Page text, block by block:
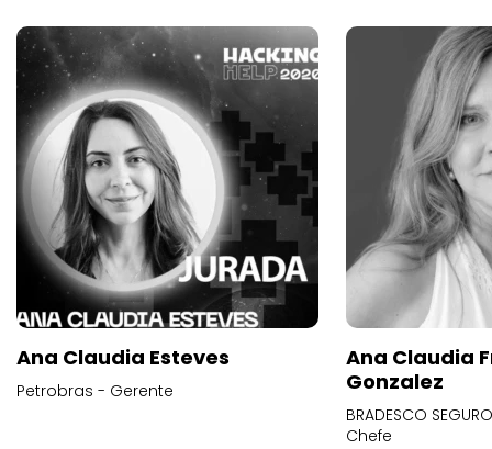
Ana Claudia Esteves
Petrobras - Gerente
Ana Claudia
Gonzalez
BRADESCO
Chefe